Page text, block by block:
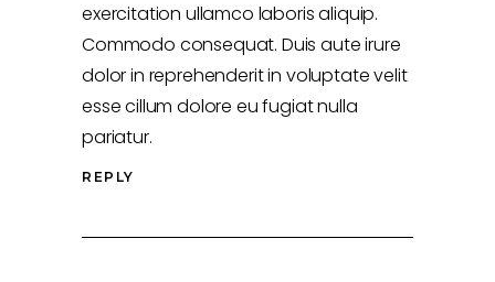
exercitation ullamco laboris aliquip.
Commodo consequat. Duis aute irure
dolor in reprehenderit in voluptate velit
esse cillum dolore eu fugiat nulla
pariatur.
REPLY